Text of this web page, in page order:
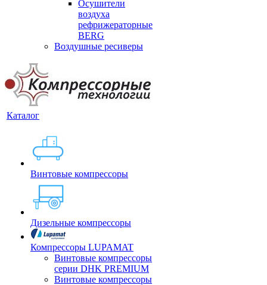
Осушители
воздуха
рефрижераторные
BERG
Воздушные ресиверы
Каталог
Винтовые компрессоры
Дизельные компрессоры
Компрессоры LUPAMAT
Винтовые компрессоры
серии DHK PREMIUM
Винтовые компрессоры